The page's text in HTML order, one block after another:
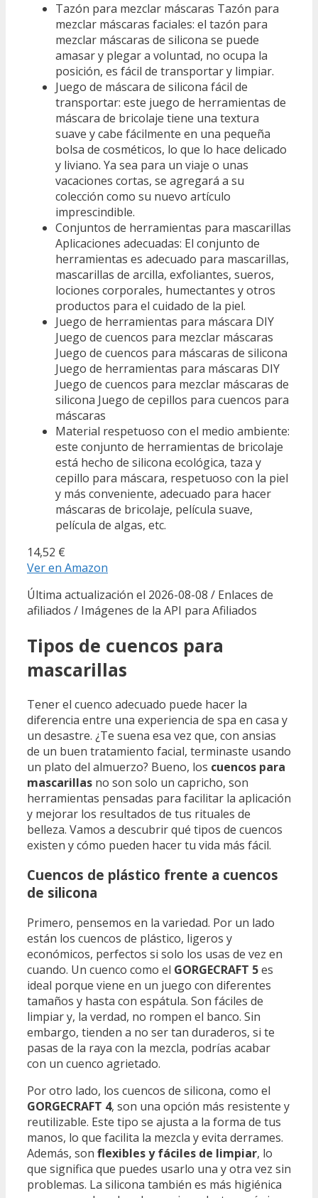
Tazón para mezclar máscaras Tazón para
mezclar máscaras faciales: el tazón para
mezclar máscaras de silicona se puede
amasar y plegar a voluntad, no ocupa la
posición, es fácil de transportar y limpiar.
Juego de máscara de silicona fácil de
transportar: este juego de herramientas de
máscara de bricolaje tiene una textura
suave y cabe fácilmente en una pequeña
bolsa de cosméticos, lo que lo hace delicado
y liviano. Ya sea para un viaje o unas
vacaciones cortas, se agregará a su
colección como su nuevo artículo
imprescindible.
Conjuntos de herramientas para mascarillas
Aplicaciones adecuadas: El conjunto de
herramientas es adecuado para mascarillas,
mascarillas de arcilla, exfoliantes, sueros,
lociones corporales, humectantes y otros
productos para el cuidado de la piel.
Juego de herramientas para máscara DIY
Juego de cuencos para mezclar máscaras
Juego de cuencos para máscaras de silicona
Juego de herramientas para máscaras DIY
Juego de cuencos para mezclar máscaras de
silicona Juego de cepillos para cuencos para
máscaras
Material respetuoso con el medio ambiente:
este conjunto de herramientas de bricolaje
está hecho de silicona ecológica, taza y
cepillo para máscara, respetuoso con la piel
y más conveniente, adecuado para hacer
máscaras de bricolaje, película suave,
película de algas, etc.
14,52 €
Ver en Amazon
Última actualización el 2026-08-08 / Enlaces de
afiliados / Imágenes de la API para Afiliados
Tipos de cuencos para
mascarillas
Tener el cuenco adecuado puede hacer la
diferencia entre una experiencia de spa en casa y
un desastre. ¿Te suena esa vez que, con ansias
de un buen tratamiento facial, terminaste usando
un plato del almuerzo? Bueno, los cuencos para
mascarillas no son solo un capricho, son
herramientas pensadas para facilitar la aplicación
y mejorar los resultados de tus rituales de
belleza. Vamos a descubrir qué tipos de cuencos
existen y cómo pueden hacer tu vida más fácil.
Cuencos de plástico frente a cuencos
de silicona
Primero, pensemos en la variedad. Por un lado
están los cuencos de plástico, ligeros y
económicos, perfectos si solo los usas de vez en
cuando. Un cuenco como el GORGECRAFT 5es
ideal porque viene en un juego con diferentes
tamaños y hasta con espátula. Son fáciles de
limpiar y, la verdad, no rompen el banco. Sin
embargo, tienden a no ser tan duraderos, si te
pasas de la raya con la mezcla, podrías acabar
con un cuenco agrietado.
Por otro lado, los cuencos de silicona, como el
GORGECRAFT 4, son una opción más resistente y
reutilizable. Este tipo se ajusta a la forma de tus
manos, lo que facilita la mezcla y evita derrames.
Además, son flexibles y fáciles de limpiar, lo
que significa que puedes usarlo una y otra vez sin
problemas. La silicona también es más higiénica